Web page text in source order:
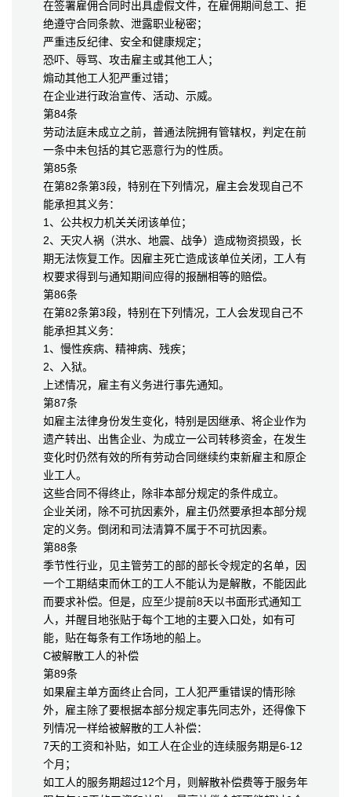
在签署雇佣合同时出具虚假文件，在雇佣期间怠工、拒
绝遵守合同条款、泄露职业秘密；
严重违反纪律、安全和健康规定；
恐吓、辱骂、攻击雇主或其他工人；
煽动其他工人犯严重过错；
在企业进行政治宣传、活动、示威。
第84条
劳动法庭未成立之前，普通法院拥有管辖权，判定在前
一条中未包括的其它恶意行为的性质。
第85条
在第82条第3段，特别在下列情况，雇主会发现自己不
能承担其义务：
1、公共权力机关关闭该单位；
2、天灾人祸（洪水、地震、战争）造成物资损毁，长
期无法恢复工作。因雇主死亡造成该单位关闭，工人有
权要求得到与通知期间应得的报酬相等的赔偿。
第86条
在第82条第3段，特别在下列情况，工人会发现自己不
能承担其义务：
1、慢性疾病、精神病、残疾；
2、入狱。
上述情况，雇主有义务进行事先通知。
第87条
如雇主法律身份发生变化，特别是因继承、将企业作为
遗产转出、出售企业、为成立一公司转移资金，在发生
变化时仍然有效的所有劳动合同继续约束新雇主和原企
业工人。
这些合同不得终止，除非本部分规定的条件成立。
企业关闭，除不可抗因素外，雇主仍然要承担本部分规
定的义务。倒闭和司法清算不属于不可抗因素。
第88条
季节性行业，见主管劳工的部的部长令规定的名单，因
一个工期结束而休工的工人不能认为是解散，不能因此
而要求补偿。但是，应至少提前8天以书面形式通知工
人，并醒目地张贴于每个工地的主要入口处，如有可
能，贴在每条有工作场地的船上。
C被解散工人的补偿
第89条
如果雇主单方面终止合同，工人犯严重错误的情形除
外，雇主除了要根据本部分规定事先同志外，还得像下
列情况一样给被解散的工人补偿：
7天的工资和补贴，如工人在企业的连续服务期是6-12
个月；
如工人的服务期超过12个月，则解散补偿费等于服务年